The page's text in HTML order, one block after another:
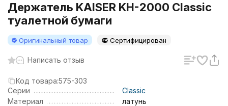
Держатель KAISER KH-2000 Classic
туалетной бумаги
Оригинальный товар Сертифицирован
Написать отзыв
Код товара:575-303
Серии
Classic
Материал
латунь